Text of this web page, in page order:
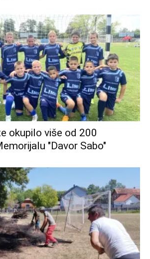
okupilo više od 200
"Davor Sabo"